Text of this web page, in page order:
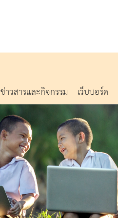
ข่าวสารและกิจกรรม เว็บบอร์ด